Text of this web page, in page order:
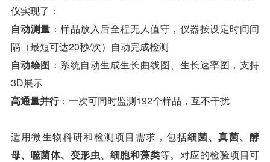
仪实现了：
自动测量 ：样品放入后全程无人值守，仪器按设定时间间
隔（最短可达20秒/次）自动完成检测
自动绘图 ：系统自动生成生长曲线图、生长速率图，支持
3D展示
高通量并行：一次可同时监测192个样品，互不干扰
适用微生物科研和检测项目需求，包括细菌、真菌、酵
母、噬菌体、变形虫、细胞和藻类等。对应的检验项目可